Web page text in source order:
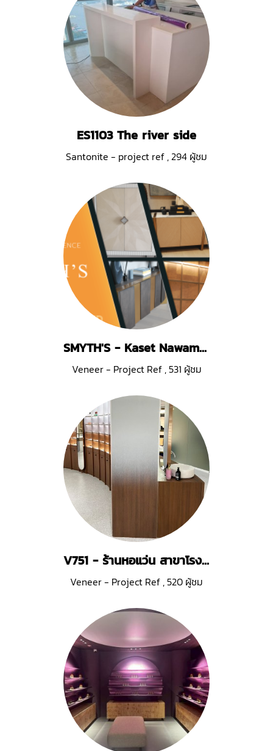
ES1103 The river side
Santonite - project ref ,294 ผู้ชม
SMYTH'S - Kaset Nawamin
Veneer - Project Ref,531 ผู้ชม
V751 - ร้านหอแว่น สาขาโรงแรมเอราวัณ
Veneer - Project Ref ,520 ผู้ชม